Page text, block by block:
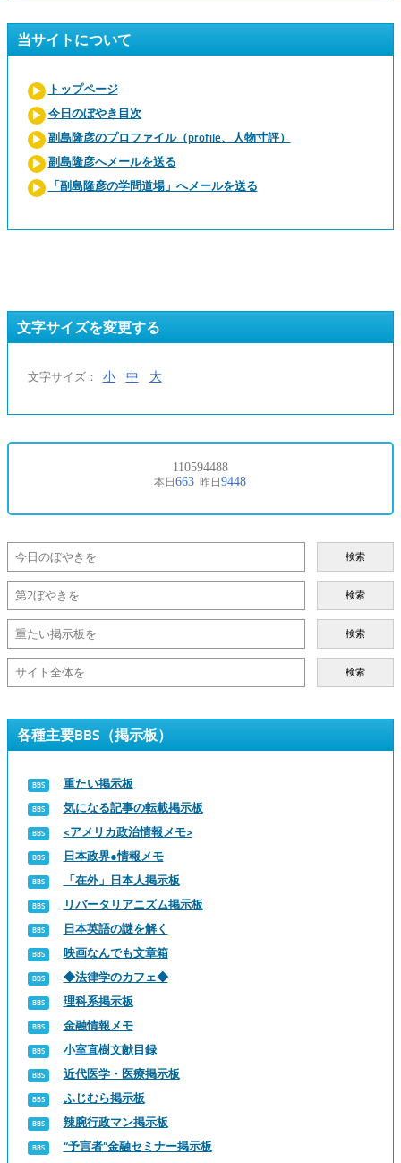
当サイトについて
トップページ
今日のぼやき目次
副島隆彦のプロファイル（profile、人物寸評）
副島隆彦へメールを送る
「副島隆彦の学問道場」へメールを送る
文字サイズを変更する
文字サイズ： 小 中 大
検索
検索
検索
検索
各種主要BBS（掲示板）
重たい掲示板
気になる記事の転載掲示板
<アメリカ政治情報メモ>
日本政界●情報メモ
「在外」日本人掲示板
リバータリアニズム掲示板
日本英語の謎を解く
映画なんでも文章箱
◆法律学のカフェ◆
理科系掲示板
金融情報メモ
小室直樹文献目録
近代医学・医療掲示板
ふじむら掲示板
辣腕行政マン掲示板
“予言者”金融セミナー掲示板